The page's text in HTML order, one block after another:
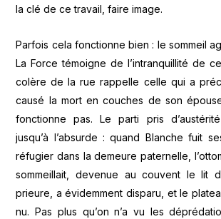
la clé de ce travail, faire image.
Parfois cela fonctionne bien : le sommeil
La Force témoigne de l’intranquillité de
colère de la rue rappelle celle qui a
causé la mort en couches de son
fonctionne pas. Le parti pris
jusqu’à l’absurde : quand Blanche fuit
réfugier dans la demeure paternelle,
sommeillait, devenue au couvent le lit
prieure, a évidemment disparu, et le
nu. Pas plus qu’on n’a vu les